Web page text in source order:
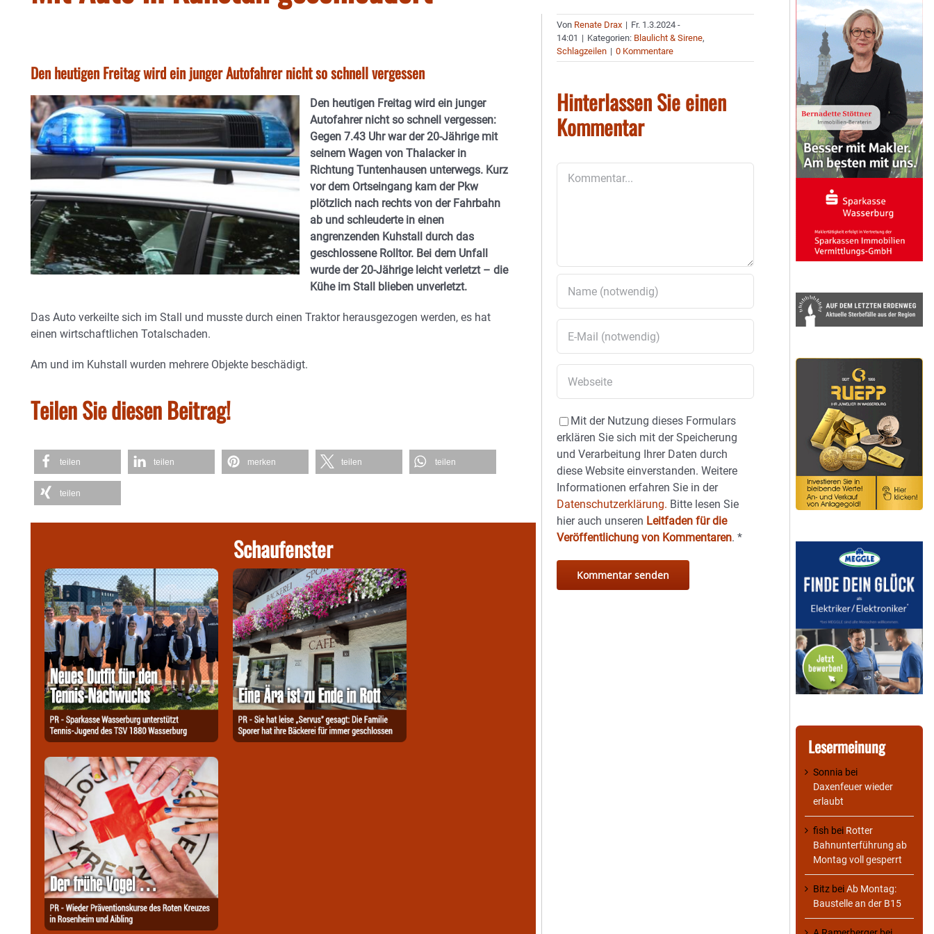
Den heutigen Freitag wird ein junger Autofahrer nicht so schnell vergessen
Den heutigen Freitag wird ein junger
Autofahrer nicht so schnell vergessen:
Gegen 7.43 Uhr war der 20-Jährige mit
seinem Wagen von Thalacker in
Richtung Tuntenhausen unterwegs. Kurz
vor dem Ortseingang kam der Pkw
plötzlich nach rechts von der Fahrbahn
ab und schleuderte in einen
angrenzenden Kuhstall durch das
geschlossene Rolltor. Bei dem Unfall
wurde der 20-Jährige leicht verletzt – die
Kühe im Stall blieben unverletzt.
Das Auto verkeilte sich im Stall und musste durch einen Traktor herausgezogen werden, es hat
einen wirtschaftlichen Totalschaden.
Am und im Kuhstall wurden mehrere Objekte beschädigt.
Teilen Sie diesen Beitrag!
teilen teilen merken teilen teilen
teilen
Schaufenster
Von Renate Drax | Fr. 1.3.2024 -
14:01 | Kategorien: Blaulicht & Sirene,
Schlagzeilen | 0 Kommentare
Hinterlassen Sie einen
Kommentar
Mit der Nutzung dieses Formulars
erklären Sie sich mit der Speicherung
und Verarbeitung Ihrer Daten durch
diese Website einverstanden. Weitere
Informationen erfahren Sie in der
Datenschutzerklärung. Bitte lesen Sie
hier auch unseren Leitfaden für die
Veröffentlichung von Kommentaren.*
Lesermeinung
Sonnia bei
Daxenfeuer wieder
erlaubt
fish bei Rotter
Bahnunterführung ab
Montag voll gesperrt
Bitz beiAb Montag:
Baustelle an der B15